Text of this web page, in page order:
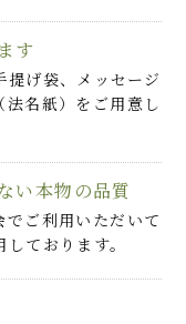
す
げ袋、メッセージ
名紙）をご用意し
い本物の品質
ご利用いただいて
ております。